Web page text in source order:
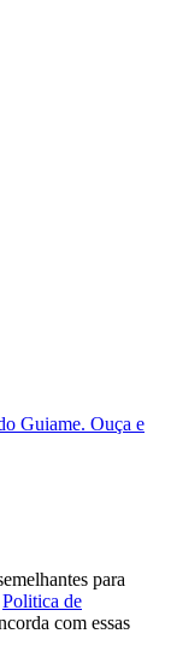
Guiame. Ouça e
para
Politica de
com essas